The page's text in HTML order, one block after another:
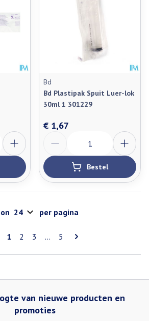
Bd
Bd Plastipak Spuit Luer-lok
30ml 1 301229
€ 1,67
Bestel
Pagina's
U lees momenteel pagina
1 Pagina
2 Pagina
3 ... Pagina
5
per pagina
van nieuwe producten en
promoties